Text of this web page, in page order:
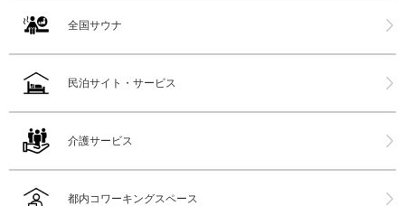
全国サウナ
民泊サイト・サービス
介護サービス
都内コワーキングスペース